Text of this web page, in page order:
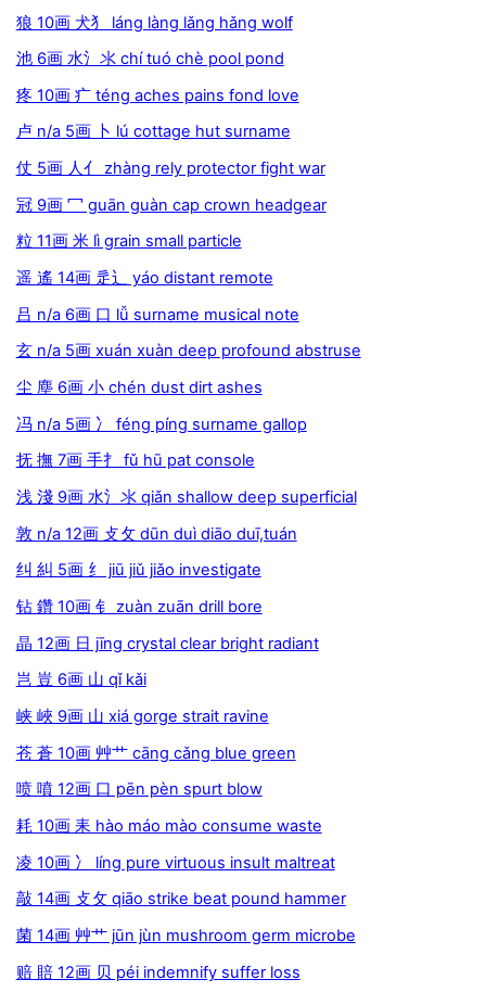
狼 10画 犬犭 láng làng lǎng hǎng wolf
池 6画 水氵氺 chí tuó chè pool pond
疼 10画 疒 téng aches pains fond love
卢 n/a 5画 卜 lú cottage hut surname
仗 5画 人亻 zhàng rely protector fight war
冠 9画 冖 guān guàn cap crown headgear
粒 11画 米 lì grain small particle
遥 遙 14画 辵辶 yáo distant remote
吕 n/a 6画 口 lǚ surname musical note
玄 n/a 5画 xuán xuàn deep profound abstruse
尘 塵 6画 小 chén dust dirt ashes
冯 n/a 5画 冫 féng píng surname gallop
抚 撫 7画 手扌 fǔ hū pat console
浅 淺 9画 水氵氺 qiǎn shallow deep superficial
敦 n/a 12画 攴攵 dūn duì diāo duī,tuán
纠 糾 5画 纟 jiū jiǔ jiǎo investigate
钻 鑽 10画 钅 zuàn zuān drill bore
晶 12画 日 jīng crystal clear bright radiant
岂 豈 6画 山 qǐ kǎi
峡 峽 9画 山 xiá gorge strait ravine
苍 蒼 10画 艸艹 cāng cǎng blue green
喷 噴 12画 口 pēn pèn spurt blow
耗 10画 耒 hào máo mào consume waste
凌 10画 冫 líng pure virtuous insult maltreat
敲 14画 攴攵 qiāo strike beat pound hammer
菌 14画 艸艹 jūn jùn mushroom germ microbe
赔 賠 12画 贝 péi indemnify suffer loss